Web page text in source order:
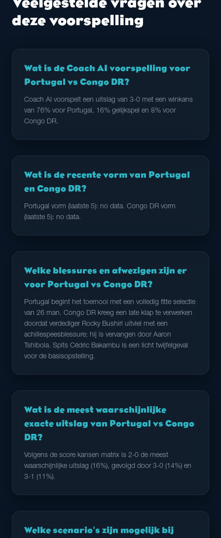
deze voorspelling
Wat is de Coach AI voorspelling voor
Portugal vs Congo DR?
Coach AI voorspelt een uitslag van 3-0 met een winkans
van 76% voor Portugal, 16% gelijkspel en 8% voor
Congo DR.
Wat is de recente vorm van Portugal
en Congo DR?
Portugal vorm (laatste 5): no data. Congo DR vorm
(laatste 5): no data.
Welke blessures en afwezigen zijn er
voor Portugal vs Congo DR?
Portugal begint het toernooi met een volledig fitte selectie
van 26 man. Congo DR kreeg een late klap te verwerken
doordat verdediger Rocky Bushiri uitviel met een
achillespeesblessure; hij is vervangen door Aaron
Tshibola. Spits Cédric Bakambu is een licht twijfelgeval
voor de basisopstelling.
Wat is de meest waarschijnlijke
exacte uitslag van Portugal vs Congo
DR?
Volgens de score kansen matrix is 2-0 de meest
waarschijnlijke uitslag (16%), gevolgd door 3-0 (14%) en
3-1 (11%).
Welke scenario's zijn mogelijk bij